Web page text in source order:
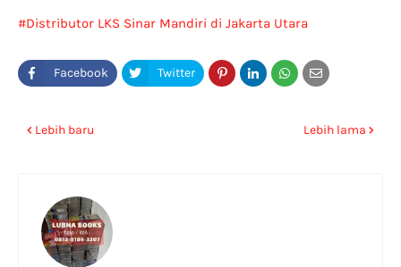
Distributor LKS Sinar Mandiri di Jakarta Utara
Lebih baru Lebih lama